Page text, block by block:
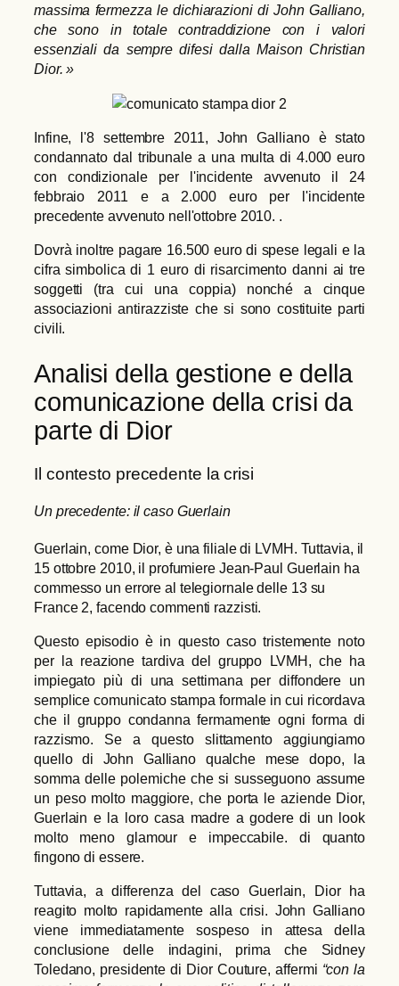
massima fermezza le dichiarazioni di John Galliano,
che sono in totale contraddizione con i valori
essenziali da sempre difesi dalla Maison Christian
Dior. »
Infine, l'8 settembre 2011, John Galliano è stato
condannato dal tribunale a una multa di 4.000 euro
con condizionale per l'incidente avvenuto il 24
febbraio 2011 e a 2.000 euro per l'incidente
precedente avvenuto nell'ottobre 2010. .
Dovrà inoltre pagare 16.500 euro di spese legali e la
cifra simbolica di 1 euro di risarcimento danni ai tre
soggetti (tra cui una coppia) nonché a cinque
associazioni antirazziste che si sono costituite parti
civili.
Analisi della gestione e della
comunicazione della crisi da
parte di Dior
Il contesto precedente la crisi
Un precedente: il caso Guerlain
Guerlain, come Dior, è una filiale di LVMH. Tuttavia, il
15 ottobre 2010, il profumiere Jean-Paul Guerlain ha
commesso un errore al telegiornale delle 13 su
France 2, facendo commenti razzisti.
Questo episodio è in questo caso tristemente noto
per la reazione tardiva del gruppo LVMH, che ha
impiegato più di una settimana per diffondere un
semplice comunicato stampa formale in cui ricordava
che il gruppo condanna fermamente ogni forma di
razzismo. Se a questo slittamento aggiungiamo
quello di John Galliano qualche mese dopo, la
somma delle polemiche che si susseguono assume
un peso molto maggiore, che porta le aziende Dior,
Guerlain e la loro casa madre a godere di un look
molto meno glamour e impeccabile. di quanto
fingono di essere.
Tuttavia, a differenza del caso Guerlain, Dior ha
reagito molto rapidamente alla crisi. John Galliano
viene immediatamente sospeso in attesa della
conclusione delle indagini, prima che Sidney
Toledano, presidente di Dior Couture, affermi “con la